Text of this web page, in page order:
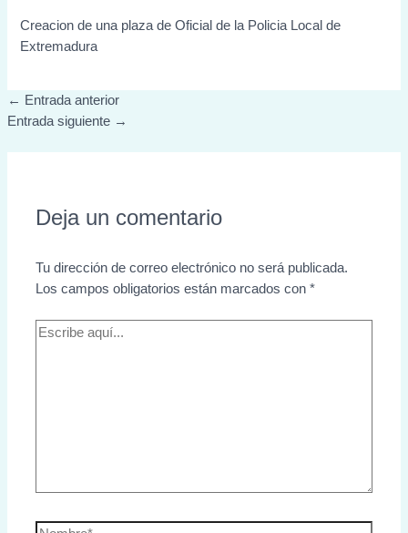
Creacion de una plaza de Oficial de la Policia Local de
Extremadura
← Entrada anterior
Entrada siguiente →
Deja un comentario
Tu dirección de correo electrónico no será publicada.
Los campos obligatorios están marcados con*